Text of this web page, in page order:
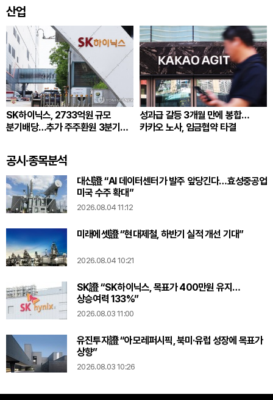
산업
SK하이닉스, 2733억원 규모
분기배당…추가 주주환원 3분기
성과급 갈등 3개월 만에 봉합…
카카오 노사, 임금협약 타결
공시·종목분석
대신證 “AI 데이터센터가 발주 앞당긴다…효성중공업
미국 수주 확대”
2026.08.04 11:12
미래에셋證 “현대제철, 하반기 실적 개선 기대”
2026.08.04 10:21
SK證 “SK하이닉스, 목표가 400만원 유지…
상승여력 133%”
2026.08.03 11:00
유진투자證 “아모레퍼시픽, 북미·유럽 성장에 목표가
상향”
2026.08.03 10:26